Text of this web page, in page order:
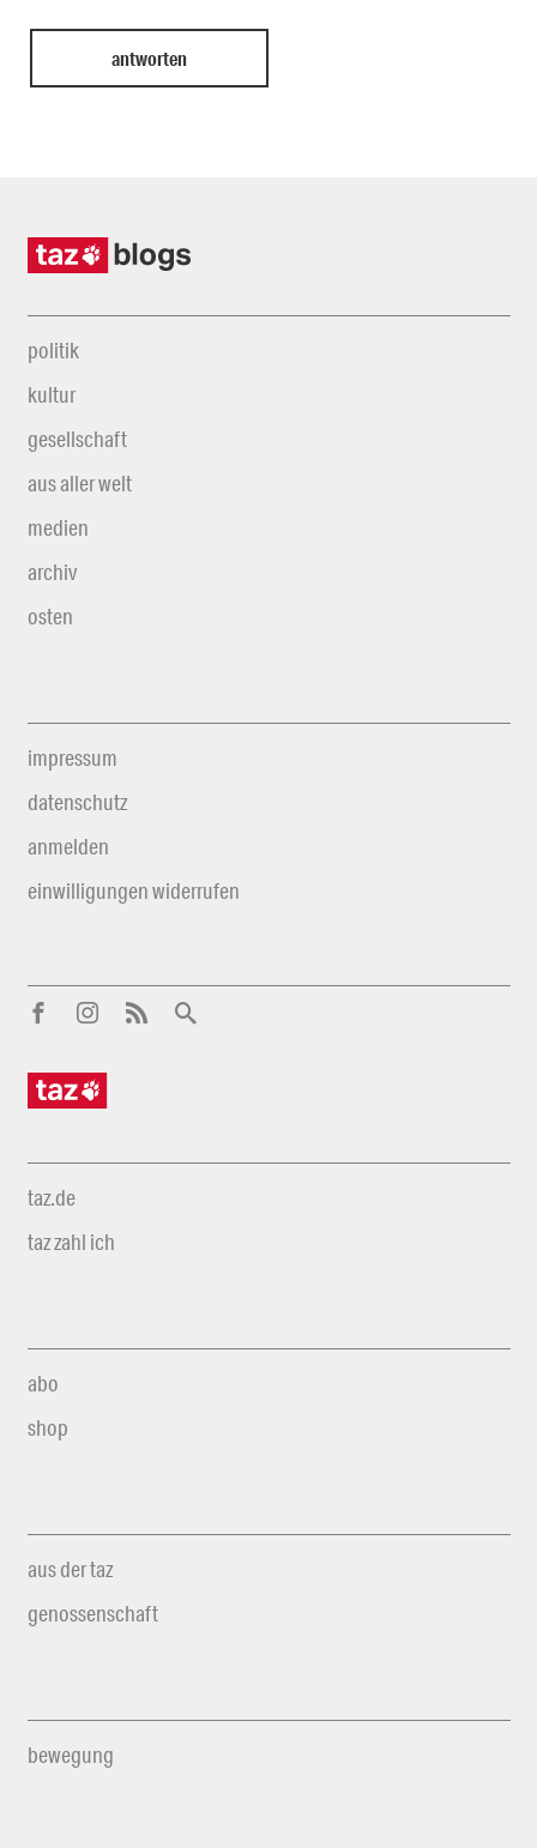
politik
kultur
gesellschaft
aus aller welt
medien
archiv
osten
impressum
datenschutz
anmelden
einwilligungen widerrufen
taz.de
taz zahl ich
abo
shop
aus der taz
genossenschaft
bewegung